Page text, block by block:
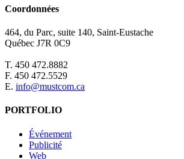
Coordonnées
464, du Parc, suite 140, Saint-Eustache
Québec J7R 0C9
T. 450 472.8882
F. 450 472.5529
E. info@mustcom.ca
PORTFOLIO
Événement
Publicité
Web